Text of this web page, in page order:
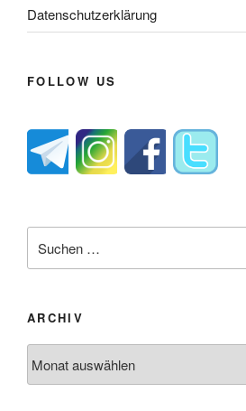
Datenschutzerklärung
FOLLOW US
nach:
ARCHIV